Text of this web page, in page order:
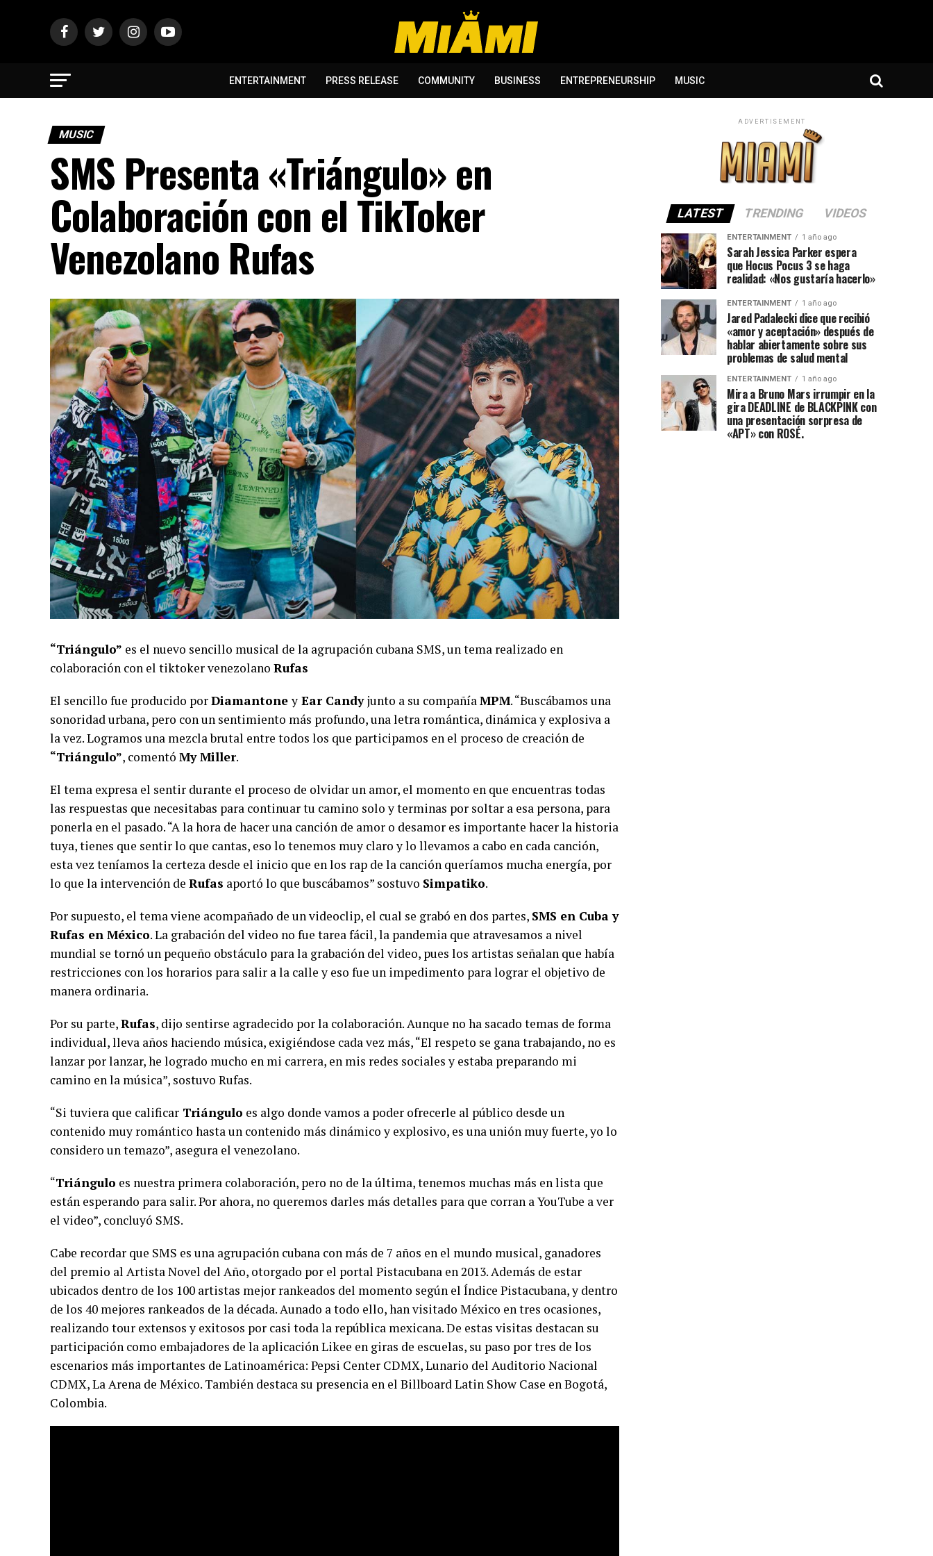
ENTERTAINMENT PRESS RELEASE COMMUNITY BUSINESS ENTREPRENEURSHIP MUSIC
MUSIC
SMS Presenta «Triángulo» en
Colaboración con el TikToker
Venezolano Rufas
“Triángulo” es el nuevo sencillo musical de la agrupación cubana SMS, un tema realizado en
colaboración con el tiktoker venezolano Rufas
El sencillo fue producido porDiamantoney Ear Candyjunto a su compañíaMPM. “Buscábamos una
sonoridad urbana, pero con un sentimiento más profundo, una letra romántica, dinámica y explosiva a
la vez. Logramos una mezcla brutal entre todos los que participamos en el proceso de creación de
“Triángulo”, comentó My Miller.
El tema expresa el sentir durante el proceso de olvidar un amor, el momento en que encuentras todas
las respuestas que necesitabas para continuar tu camino solo y terminas por soltar a esa persona, para
ponerla en el pasado. “A la hora de hacer una canción de amor o desamor es importante hacer la historia
tuya, tienes que sentir lo que cantas, eso lo tenemos muy claro y lo llevamos a cabo en cada canción,
esta vez teníamos la certeza desde el inicio que en los rap de la canción queríamos mucha energía, por
lo que la intervención de Rufas aportó lo que buscábamos” sostuvo Simpatiko.
Por supuesto, el tema viene acompañado de un videoclip, el cual se grabó en dos partes, SMS en Cuba y
Rufas en México. La grabación del video no fue tarea fácil, la pandemia que atravesamos a nivel
mundial se tornó un pequeño obstáculo para la grabación del video, pues los artistas señalan que había
restricciones con los horarios para salir a la calle y eso fue un impedimento para lograr el objetivo de
manera ordinaria.
Por su parte,Rufas, dijo sentirse agradecido por la colaboración. Aunque no ha sacado temas de forma
individual, lleva años haciendo música, exigiéndose cada vez más, “El respeto se gana trabajando, no es
lanzar por lanzar, he logrado mucho en mi carrera, en mis redes sociales y estaba preparando mi
camino en la música”, sostuvo Rufas.
“Si tuviera que calificar Triángulo es algo donde vamos a poder ofrecerle al público desde un
contenido muy romántico hasta un contenido más dinámico y explosivo, es una unión muy fuerte, yo lo
considero un temazo”, asegura el venezolano.
“Triángulo es nuestra primera colaboración, pero no de la última, tenemos muchas más en lista que
están esperando para salir. Por ahora, no queremos darles más detalles para que corran a YouTube a ver
el video”, concluyó SMS.
Cabe recordar que SMS es una agrupación cubana con más de 7 años en el mundo musical, ganadores
del premio al Artista Novel del Año, otorgado por el portal Pistacubana en 2013. Además de estar
ubicados dentro de los 100 artistas mejor rankeados del momento según el Índice Pistacubana, y dentro
de los 40 mejores rankeados de la década. Aunado a todo ello, han visitado México en tres ocasiones,
realizando tour extensos y exitosos por casi toda la república mexicana. De estas visitas destacan su
participación como embajadores de la aplicación Likee en giras de escuelas, su paso por tres de los
escenarios más importantes de Latinoamérica: Pepsi Center CDMX, Lunario del Auditorio Nacional
CDMX, La Arena de México. También destaca su presencia en el Billboard Latin Show Case en Bogotá,
Colombia.
ADVERTISEMENT
LATEST TRENDING VIDEOS
ENTERTAINMENT 1 año ago
Sarah Jessica Parker espera
que Hocus Pocus 3 se haga
realidad: «Nos gustaría hacerlo»
ENTERTAINMENT 1 año ago
Jared Padalecki dice que recibió
«amor y aceptación» después de
hablar abiertamente sobre sus
problemas de salud mental
ENTERTAINMENT 1 año ago
Mira a Bruno Mars irrumpir en la
gira DEADLINE de BLACKPINK con
una presentación sorpresa de
«APT» con ROSÉ.